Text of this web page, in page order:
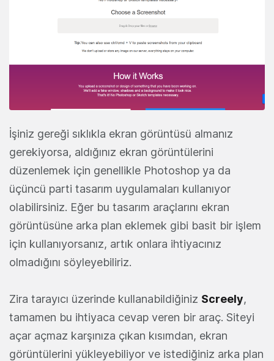
İşiniz gereği sıklıkla ekran görüntüsü almanız
gerekiyorsa, aldığınız ekran görüntülerini
düzenlemek için genellikle Photoshop ya da
üçüncü parti tasarım uygulamaları kullanıyor
olabilirsiniz. Eğer bu tasarım araçlarını ekran
görüntüsüne arka plan eklemek gibi basit bir işlem
için kullanıyorsanız, artık onlara ihtiyacınız
olmadığını söyleyebiliriz.
Zira tarayıcı üzerinde kullanabildiğiniz Screely,
tamamen bu ihtiyaca cevap veren bir araç. Siteyi
açar açmaz karşınıza çıkan kısımdan, ekran
görüntülerini yükleyebiliyor ve istediğiniz arka plan